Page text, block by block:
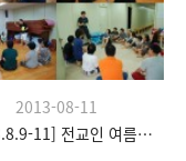
2013-08-11
[2013.8.9-11] 전교인 여름수련회- "이쉼 전쉼"